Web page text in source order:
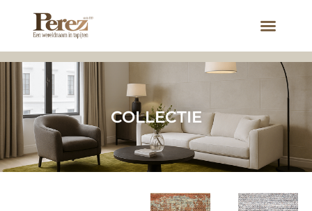
COLLECTIE